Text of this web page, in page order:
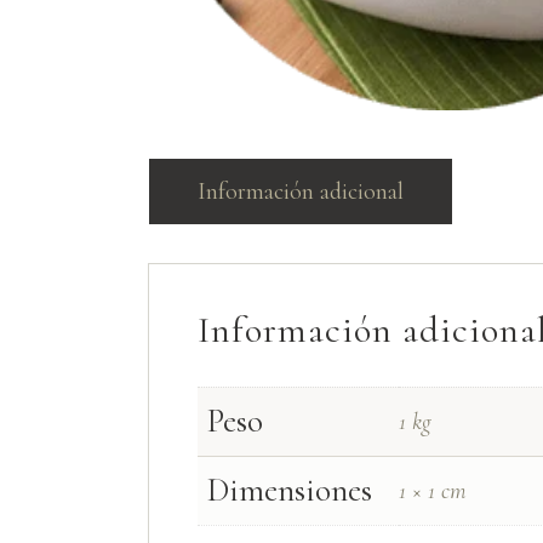
Información adicional
Información
Peso 1 kg
Dimensiones 1 × 1 cm